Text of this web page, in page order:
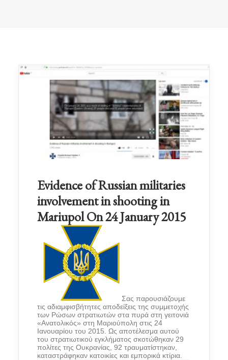
Evidence of Russian militaries
involvement in shooting in
Mariupol On 24 January 2015
Σας παρουσιάζουμε
τις αδιαμφισβήτητες αποδείξεις της συμμετοχής
των Ρώσων στρατιωτών στα πυρά στη γειτονιά
«Ανατολικός» στη Μαριούπολη στις 24
Ιανουαρίου του 2015. Ως αποτέλεσμα αυτού
του στρατιωτικού εγκλήματος σκοτώθηκαν 29
πολίτες της Ουκρανίας, 92 τραυματίστηκαν,
καταστράφηκαν κατοικίες και εμπορικά κτίρια.